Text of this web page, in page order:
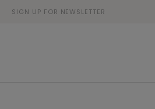
SIGN UP FOR NEWSLETTER